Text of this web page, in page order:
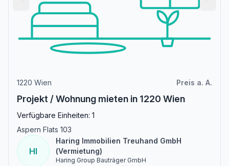
1220 Wien Preis a. A.
Projekt / Wohnung mieten in 1220 Wien
Verfügbare Einheiten: 1
Aspern Flats 103
HI
Haring Immobilien Treuhand GmbH
(Vermietung)
Haring Group Bauträger GmbH